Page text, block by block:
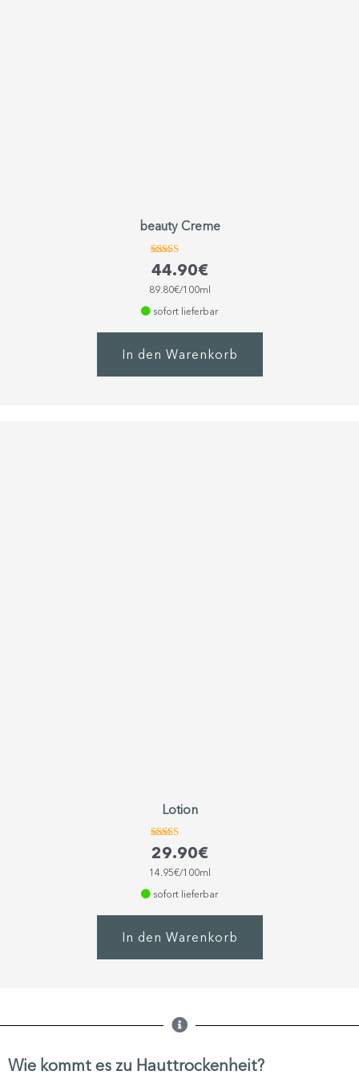
beauty Creme
Bewertet
mit
4.74
von 5
44.90€
89.80€/100ml
sofort lieferbar
In den Warenkorb
Lotion
Bewertet
mit
4.63
von 5
29.90€
14.95€/100ml
sofort lieferbar
In den Warenkorb
Wie kommt es zu Hauttrockenheit?